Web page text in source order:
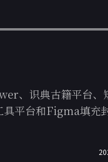
、识典古籍平台、
平台和Figma填充